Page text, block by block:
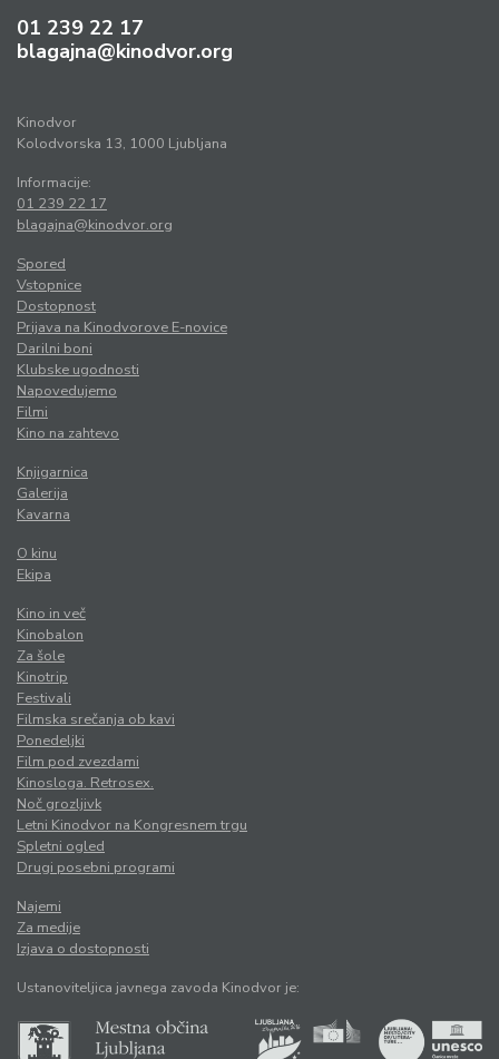
01 239 22 17
blagajna@kinodvor.org
Kinodvor
Kolodvorska 13, 1000 Ljubljana
Informacije:
01 239 22 17
blagajna@kinodvor.org
Spored
Vstopnice
Dostopnost
Prijava na Kinodvorove E-novice
Darilni boni
Klubske ugodnosti
Napovedujemo
Filmi
Kino na zahtevo
Knjigarnica
Galerija
Kavarna
O kinu
Ekipa
Kino in več
Kinobalon
Za šole
Kinotrip
Festivali
Filmska srečanja ob kavi
Ponedeljki
Film pod zvezdami
Kinosloga. Retrosex.
Noč grozljivk
Letni Kinodvor na Kongresnem trgu
Spletni ogled
Drugi posebni programi
Najemi
Za medije
Izjava o dostopnosti
Ustanoviteljica javnega zavoda Kinodvor je: